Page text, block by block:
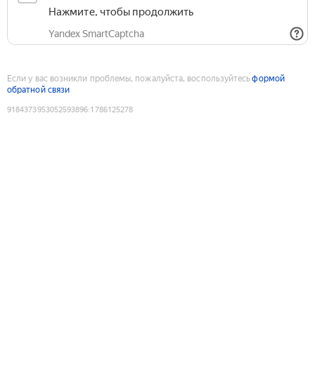
Нажмите, чтобы продолжить
Yandex SmartCaptcha
Если у вас возникли проблемы, пожалуйста, воспользуйтесьформой
обратной связи
9184373953052593896:1786125278